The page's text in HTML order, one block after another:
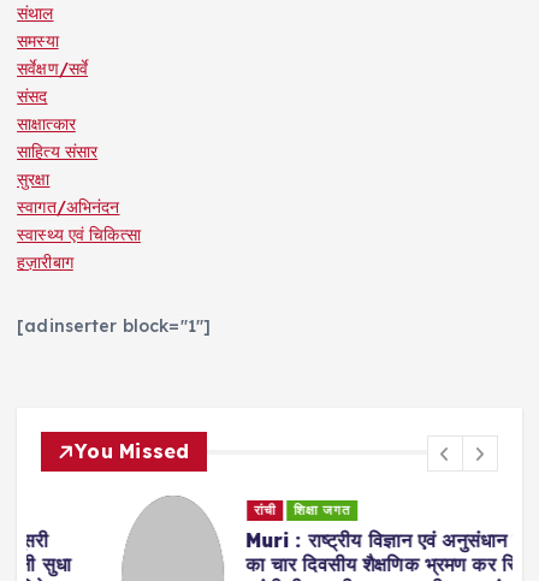
संथाल
समस्या
सर्वेक्षण/सर्वे
संसद
साक्षात्कार
साहित्य संसार
सुरक्षा
स्वागत/अभिनंदन
स्वास्थ्य एवं चिकित्सा
हज़ारीबाग
[adinserter block="1"]
You Missed
शिक्षा जगत
Muri : राष्ट्रीय विज्ञान एवं अनुसंधान संस्थान
का चार दिवसीय शैक्षणिक भ्रमण कर सिल्ली